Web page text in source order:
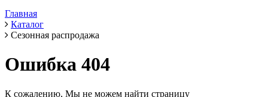
Главная
Каталог
Сезонная распродажа
Ошибка 404
К сожалению, Мы не можем найти страницу